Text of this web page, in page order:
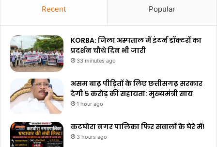
Recent Popular
KORBA: जिला अस्पताल में इंटर्न डॉक्टरों का
प्रदर्शन चौथे दिन भी जारी
33 minutes ago
असम बाढ़ पीड़ितों के लिए छत्तीसगढ़ सरकार
देगी ₹5 करोड़ की सहायता: मुख्यमंत्री साय
1 hour ago
कटघोरा नगर पालिका फिर सवालों के घेरे में!
3 hours ago